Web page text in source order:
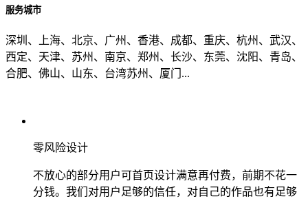
服务城市
深圳、上海、北京、广州、香港、成都、重庆、杭州、武汉、
西定、天津、苏州、南京、郑州、长沙、东莞、沈阳、青岛、
合肥、佛山、山东、台湾苏州、厦门...
零风险设计
不放心的部分用户可首页设计满意再付费，前期不花一
分钱。我们对用户足够的信任，对自己的作品也有足够